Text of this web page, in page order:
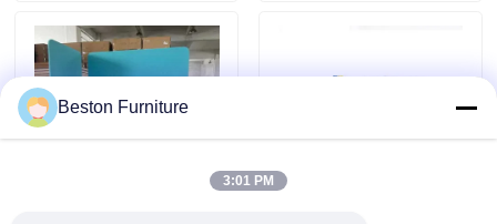
Gevallen
Blog
Beston Furniture
3:01 PM